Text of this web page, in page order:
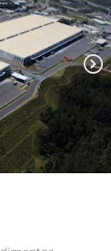
chevron_right